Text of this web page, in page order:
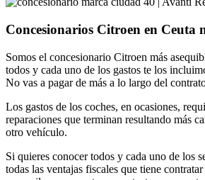
Concesionarios Citroen en Ceuta
Somos el concesionario Citroen más
todos y cada uno de los gastos te los
No vas a pagar de más a lo largo del
Los gastos de los coches, en ocasiones,
reparaciones que terminan resultando más
otro vehículo.
Si quieres conocer todos y cada uno de los
todas las ventajas fiscales que tiene